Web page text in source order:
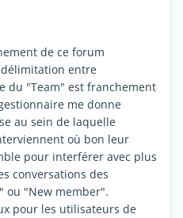
de ce forum
entre
du "Team" est franchement
me donne
au sein de laquelle
où bon leur
pour interférer avec plus
conversations des
ou "New member".
pour les utilisateurs de